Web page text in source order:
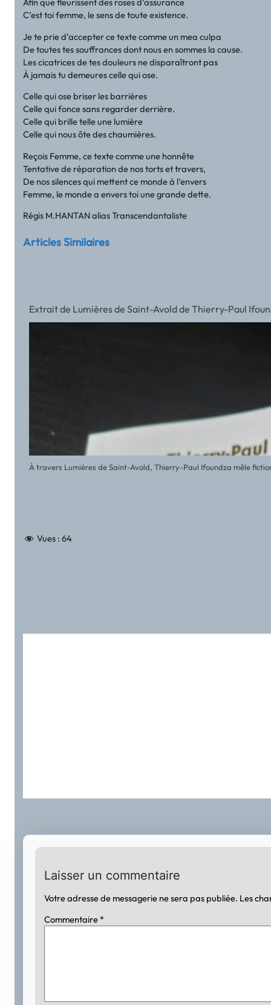
C’est toi femme, le sens de toute existence.
Je te prie d’accepter ce texte comme un mea culpa
De toutes tes souffrances dont nous en sommes la cause.
Les cicatrices de tes douleurs ne disparaîtront pas
À jamais tu demeures celle qui ose.
Celle qui ose briser les barrières
Celle qui fonce sans regarder derrière.
Celle qui brille telle une lumière
Celle qui nous ôte des chaumières.
Reçois Femme, ce texte comme une honnête
Tentative de réparation de nos torts et travers,
De nos silences qui mettent ce monde à l’envers
Femme, le monde a envers toi une grande dette.
Régis M.HANTAN alias Transcendantaliste
Articles Similaires
Extrait de Lumières de Saint-Avold de Thierry-Paul
À travers Lumières de Saint-Avold, Thierry-Paul Ifoundza mêle
Vues : 64
Laisser un commentaire
Votre adresse de messagerie ne sera pas publiée. Les
Commentaire *